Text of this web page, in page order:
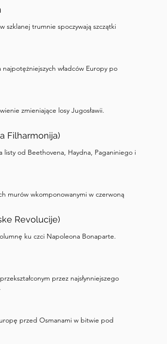
szklanej trumnie spoczywają szczątki
władców Europy po
zmieniające losy Jugosławii.
Filharmonija)
listy od Beethovena, Haydna, Paganiniego i
murów wkomponowanymi w czerwoną
Revolucije)
ku czci Napoleona Bonaparte.
przez najsłynniejszego
przed Osmanami w bitwie pod